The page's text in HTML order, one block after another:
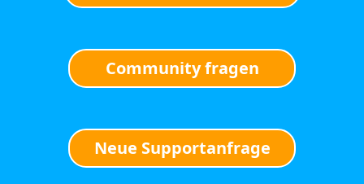
Community fragen
Neue Supportanfrage